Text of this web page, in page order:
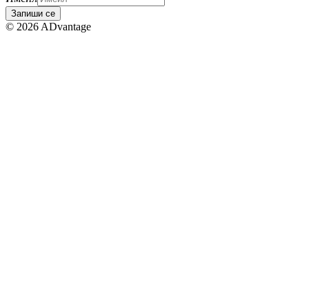
Запиши се
© 2026 ADvantage